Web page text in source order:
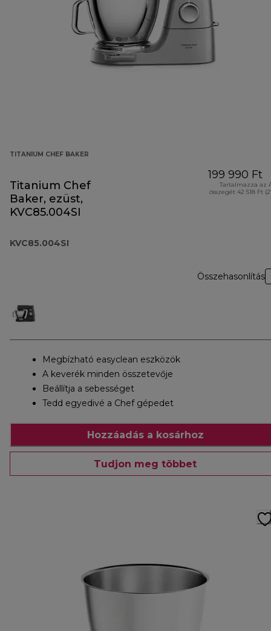
TITANIUM CHEF BAKER
Titanium Chef
Baker, ezüst,
KVC85.004SI
KVC85.004SI
199 990 Ft
Tartalmazza az
összegét 42 518 Ft
Összehasonlítás
Megbízható easyclean eszközök
A keverék minden összetevője
Beállítja a sebességet
Tedd egyedivé a Chef gépedet
Hozzáadás a kosárhoz
Tudjon meg többet